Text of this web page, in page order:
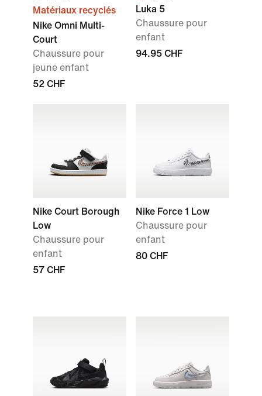
Matériaux recyclés
Nike Omni Multi-
Court
Chaussure pour
jeune enfant
52 CHF
Luka 5
Chaussure pour
enfant
94.95 CHF
Nike Court Borough
Low
Chaussure pour
enfant
57 CHF
Nike Force 1 Low
Chaussure pour
enfant
80 CHF